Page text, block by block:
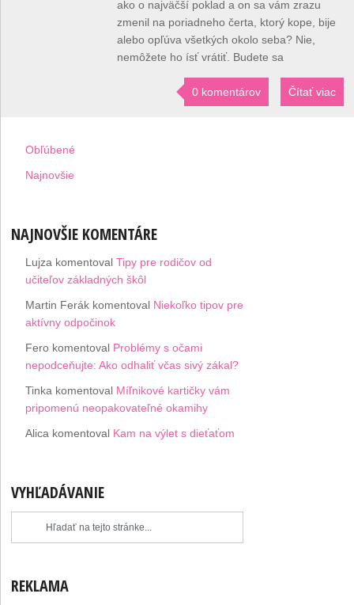
ako o najväčší poklad a on sa vám zrazu
zmenil na poriadneho čerta, ktorý kope, bije
alebo opľúva všetkých okolo seba? Nie,
nemôžete ho ísť vrátiť. Budete sa
0 komentárov Čítať viac
Obľúbené
Najnovšie
NAJNOVŠIE KOMENTÁRE
Lujza komentovalTipy pre rodičov od
učiteľov základných škôl
Martin Ferák komentoval Niekoľko tipov pre
aktívny odpočinok
Fero komentoval Problémy s očami
nepodceňujte: Ako odhaliť včas sivý zákal?
Tinka komentoval Míľnikové kartičky vám
pripomenú neopakovateľné okamihy
Alica komentoval Kam na výlet s dieťaťom
VYHĽADÁVANIE
REKLAMA